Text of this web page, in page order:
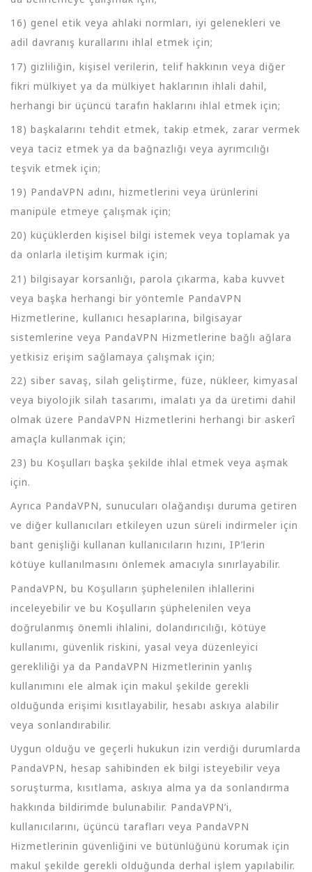
16) genel etik veya ahlaki normları, iyi gelenekleri ve
adil davranış kurallarını ihlal etmek için;
17) gizliliğin, kişisel verilerin, telif hakkının veya diğer
fikri mülkiyet ya da mülkiyet haklarının ihlali dahil,
herhangi bir üçüncü tarafın haklarını ihlal etmek için;
18) başkalarını tehdit etmek, takip etmek, zarar vermek
veya taciz etmek ya da bağnazlığı veya ayrımcılığı
teşvik etmek için;
19) PandaVPN adını, hizmetlerini veya ürünlerini
manipüle etmeye çalışmak için;
20) küçüklerden kişisel bilgi istemek veya toplamak ya
da onlarla iletişim kurmak için;
21) bilgisayar korsanlığı, parola çıkarma, kaba kuvvet
veya başka herhangi bir yöntemle PandaVPN
Hizmetlerine, kullanıcı hesaplarına, bilgisayar
sistemlerine veya PandaVPN Hizmetlerine bağlı ağlara
yetkisiz erişim sağlamaya çalışmak için;
22) siber savaş, silah geliştirme, füze, nükleer, kimyasal
veya biyolojik silah tasarımı, imalatı ya da üretimi dahil
olmak üzere PandaVPN Hizmetlerini herhangi bir askerî
amaçla kullanmak için;
23) bu Koşulları başka şekilde ihlal etmek veya aşmak
için.
Ayrıca PandaVPN, sunucuları olağandışı duruma getiren
ve diğer kullanıcıları etkileyen uzun süreli indirmeler için
bant genişliği kullanan kullanıcıların hızını, IP’lerin
kötüye kullanılmasını önlemek amacıyla sınırlayabilir.
PandaVPN, bu Koşulların şüphelenilen ihlallerini
inceleyebilir ve bu Koşulların şüphelenilen veya
doğrulanmış önemli ihlalini, dolandırıcılığı, kötüye
kullanımı, güvenlik riskini, yasal veya düzenleyici
gerekliliği ya da PandaVPN Hizmetlerinin yanlış
kullanımını ele almak için makul şekilde gerekli
olduğunda erişimi kısıtlayabilir, hesabı askıya alabilir
veya sonlandırabilir.
Uygun olduğu ve geçerli hukukun izin verdiği durumlarda
PandaVPN, hesap sahibinden ek bilgi isteyebilir veya
soruşturma, kısıtlama, askıya alma ya da sonlandırma
hakkında bildirimde bulunabilir. PandaVPN’i,
kullanıcılarını, üçüncü tarafları veya PandaVPN
Hizmetlerinin güvenliğini ve bütünlüğünü korumak için
makul şekilde gerekli olduğunda derhal işlem yapılabilir.